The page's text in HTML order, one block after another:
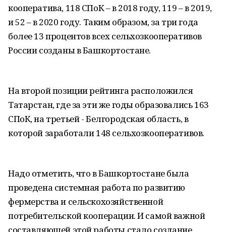
кооператива, 118 СПоК – в 2018 году, 119 – в 2019,
и 52 – в 2020 году. Таким образом, за три года
более 13 процентов всех сельхозкооперативов
России созданы в Башкортостане.
На второй позиции рейтинга расположился
Татарстан, где за эти же годы образовались 163
СПоК, на третьей - Белгородская область, в
которой заработали 148 сельхозкооперативов.
Надо отметить, что в Башкортостане была
проведена системная работа по развитию
фермерства и сельскохозяйственной
потребительской кооперации. И самой важной